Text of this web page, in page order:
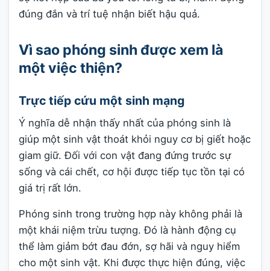
đúng đắn và trí tuệ nhận biết hậu quả.
Vì sao phóng sinh được xem là
một việc thiện?
Trực tiếp cứu một sinh mạng
Ý nghĩa dễ nhận thấy nhất của phóng sinh là
giúp một sinh vật thoát khỏi nguy cơ bị giết hoặc
giam giữ. Đối với con vật đang đứng trước sự
sống và cái chết, cơ hội được tiếp tục tồn tại có
giá trị rất lớn.
Phóng sinh trong trường hợp này không phải là
một khái niệm trừu tượng. Đó là hành động cụ
thể làm giảm bớt đau đớn, sợ hãi và nguy hiểm
cho một sinh vật. Khi được thực hiện đúng, việc